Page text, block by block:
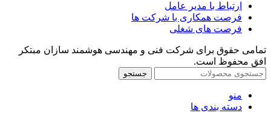
ارتباط با مدیر عامل
فرصت همکاری با شرکت ها
فرصت های شغلی
تمامی حقوق برای شرکت فنی و مهندسی هوشمند سازان مبتکر
افق محفوظ است.
جستجو
منو
دسته بندی ها